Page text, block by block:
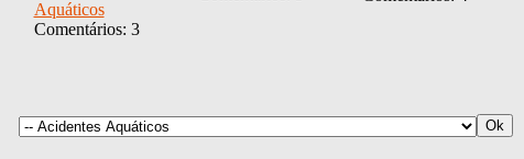
Aquáticos
Comentários: 3